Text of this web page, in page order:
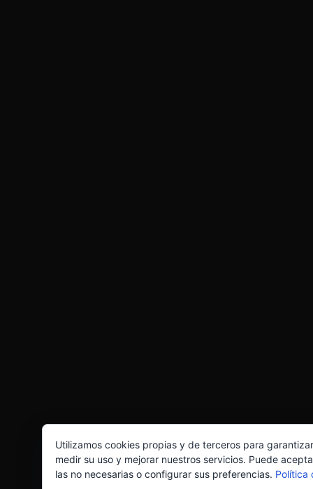
Utilizamos cookies propias y de terceros para
medir su uso y mejorar nuestros servicios. Puede
las no necesarias o configurar sus preferencias. Política